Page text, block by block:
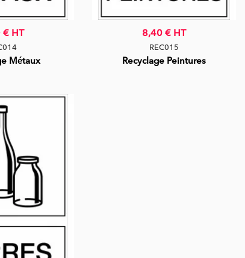
Métaux
€ HT
Recyclage Peintures
REC015
8,40 € HT